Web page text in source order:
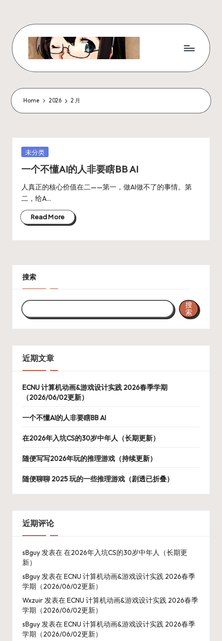
content
W
x
z
ui
r
_
N
ot
e
Home 2026 2 月
Posted
未分类
一个不懂AI的人非要瞎BB AI
人真正的核心价值在二——第一，做AI做不了的事情。第
二，给A…
Read More
搜索
搜
索
近期文章
ECNU 计算机动画&游戏设计实践 2026春季学期
（2026/06/02更新）
一个不懂AI的人非要瞎BB AI
在2026年入坑CS的30岁中年人（长期更新）
随便写写2026年玩的推理游戏（持续更新）
随便聊聊 2025 玩的一些推理游戏（剧透已折叠）
近期评论
sBguy发表在在2026年入坑CS的30岁中年人（长期更
新）
sBguy发表在ECNU 计算机动画&游戏设计实践 2026春季
学期（2026/06/02更新）
Wxzuir发表在ECNU 计算机动画&游戏设计实践 2026春季
学期（2026/06/02更新）
sBguy发表在ECNU 计算机动画&游戏设计实践 2026春季
学期（2026/06/02更新）